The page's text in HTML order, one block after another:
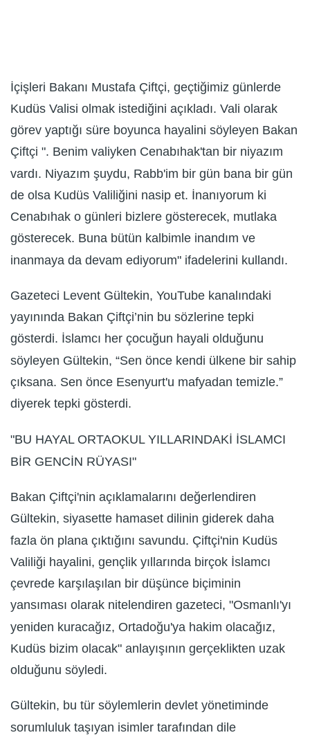
İçişleri Bakanı Mustafa Çiftçi, geçtiğimiz günlerde
Kudüs Valisi olmak istediğini açıkladı. Vali olarak
görev yaptığı süre boyunca hayalini söyleyen Bakan
Çiftçi ". Benim valiyken Cenabıhak'tan bir niyazım
vardı. Niyazım şuydu, Rabb'im bir gün bana bir gün
de olsa Kudüs Valiliğini nasip et. İnanıyorum ki
Cenabıhak o günleri bizlere gösterecek, mutlaka
gösterecek. Buna bütün kalbimle inandım ve
inanmaya da devam ediyorum" ifadelerini kullandı.
Gazeteci Levent Gültekin, YouTube kanalındaki
yayınında Bakan Çiftçi’nin bu sözlerine tepki
gösterdi. İslamcı her çocuğun hayali olduğunu
söyleyen Gültekin, “Sen önce kendi ülkene bir sahip
çıksana. Sen önce Esenyurt'u mafyadan temizle.”
diyerek tepki gösterdi.
"BU HAYAL ORTAOKUL YILLARINDAKİ İSLAMCI
BİR GENCİN RÜYASI"
Bakan Çiftçi'nin açıklamalarını değerlendiren
Gültekin, siyasette hamaset dilinin giderek daha
fazla ön plana çıktığını savundu. Çiftçi'nin Kudüs
Valiliği hayalini, gençlik yıllarında birçok İslamcı
çevrede karşılaşılan bir düşünce biçiminin
yansıması olarak nitelendiren gazeteci, "Osmanlı'yı
yeniden kuracağız, Ortadoğu'ya hakim olacağız,
Kudüs bizim olacak" anlayışının gerçeklikten uzak
olduğunu söyledi.
Gültekin, bu tür söylemlerin devlet yönetiminde
sorumluluk taşıyan isimler tarafından dile